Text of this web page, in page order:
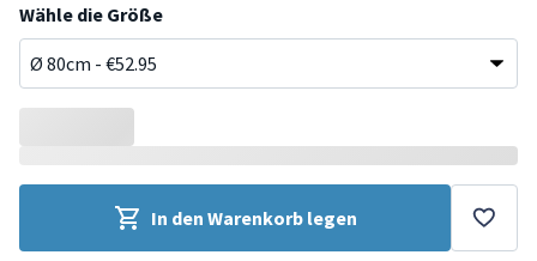
Wähle die Größe
In den Warenkorb legen